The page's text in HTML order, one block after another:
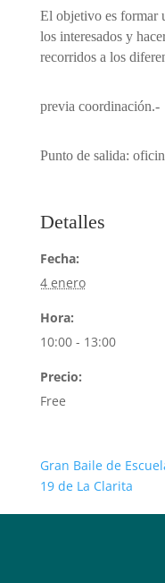
El objetivo es formar
los interesados y
recorridos a los
previa coordinación.-
Punto de salida:
Detalles
Fecha:
4 enero
Hora:
10:00 - 13:00
Precio:
Free
Gran Baile de
19 de La Clarita